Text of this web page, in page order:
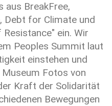
aus BreakFree,
Debt for Climate und
ein. Wir
Peoples Summit laut
einstehen und
Fotos von
Kraft der Solidarität
Bewegungen